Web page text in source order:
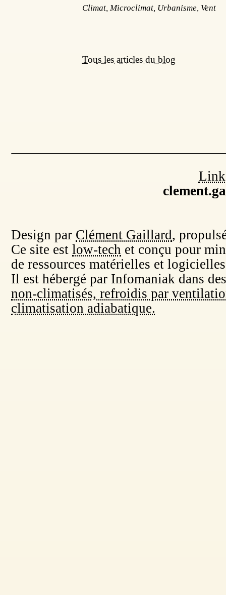
Climat, Microclimat, Urbanisme, Vent
Tous les articles du blog
Design par Clément Gaillard,
Ce site estlow-tech et conçu pour
de ressources matérielles et
Il est hébergé par Infomaniak dans
non-climatisés, refroidis par
climatisation adiabatique.